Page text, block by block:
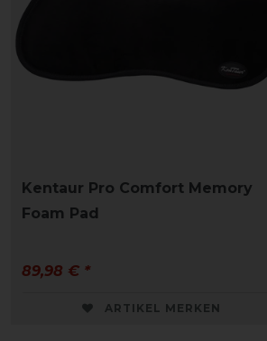
Kentaur Pro Comfort Memory
Foam Pad
89,98 € *
ARTIKEL MERKEN